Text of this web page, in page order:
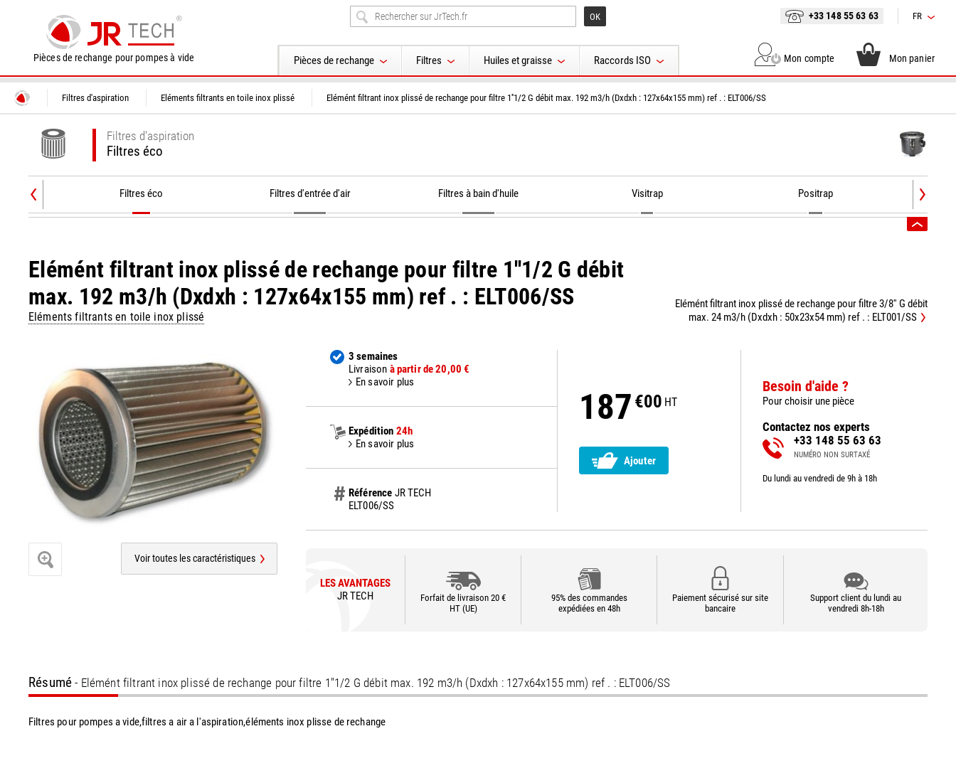
Pièces de rechange pour pompes à vide Pièces de rechange Filtres Huiles et graisse Raccords ISO
+33 148 55 63 63 FR
Mon compte Mon panier
Filtres d'aspiration Eléments filtrants en toile inox plissé Elémént filtrant inox plissé de rechange pour filtre 1''1/2 G débit max. 192 m3/h (Dxdxh : 127x64x155 mm) ref . : ELT006/SS
Filtres d'aspiration
Filtres éco
Filtres éco Filtres d'entrée d'air Filtres à bain d'huile Visitrap Positrap
Elémént filtrant inox plissé de rechange pour filtre 1''1/2 G débit
max. 192 m3/h (Dxdxh : 127x64x155 mm) ref . : ELT006/SS
Eléments filtrants en toile inox plissé
Elémént filtrant inox plissé de rechange pour filtre 3/8'' G débit
max. 24 m3/h (Dxdxh : 50x23x54 mm) ref . : ELT001/SS
Voir toutes les caractéristiques
3 semaines
Livraison à partir de 20,00 €
En savoir plus
Expédition 24h
En savoir plus
Référence JR TECH
ELT006/SS
187 €00 HT
Ajouter
Besoin d'aide ?
Pour choisir une pièce
Contactez nos experts
+33 148 55 63 63
NUMÉRO NON SURTAXÉ
Du lundi au vendredi de 9h à 18h
LES AVANTAGES
JR TECH
Forfait de livraison 20 €
HT (UE)
95% des commandes
expédiées en 48h
Paiement sécurisé sur site
bancaire
Support client du lundi au
vendredi 8h-18h
Résumé - Elémént filtrant inox plissé de rechange pour filtre 1''1/2 G débit max. 192 m3/h (Dxdxh : 127x64x155 mm) ref . : ELT006/SS
Filtres pour pompes a vide,filtres a air a l'aspiration,éléments inox plisse de rechange